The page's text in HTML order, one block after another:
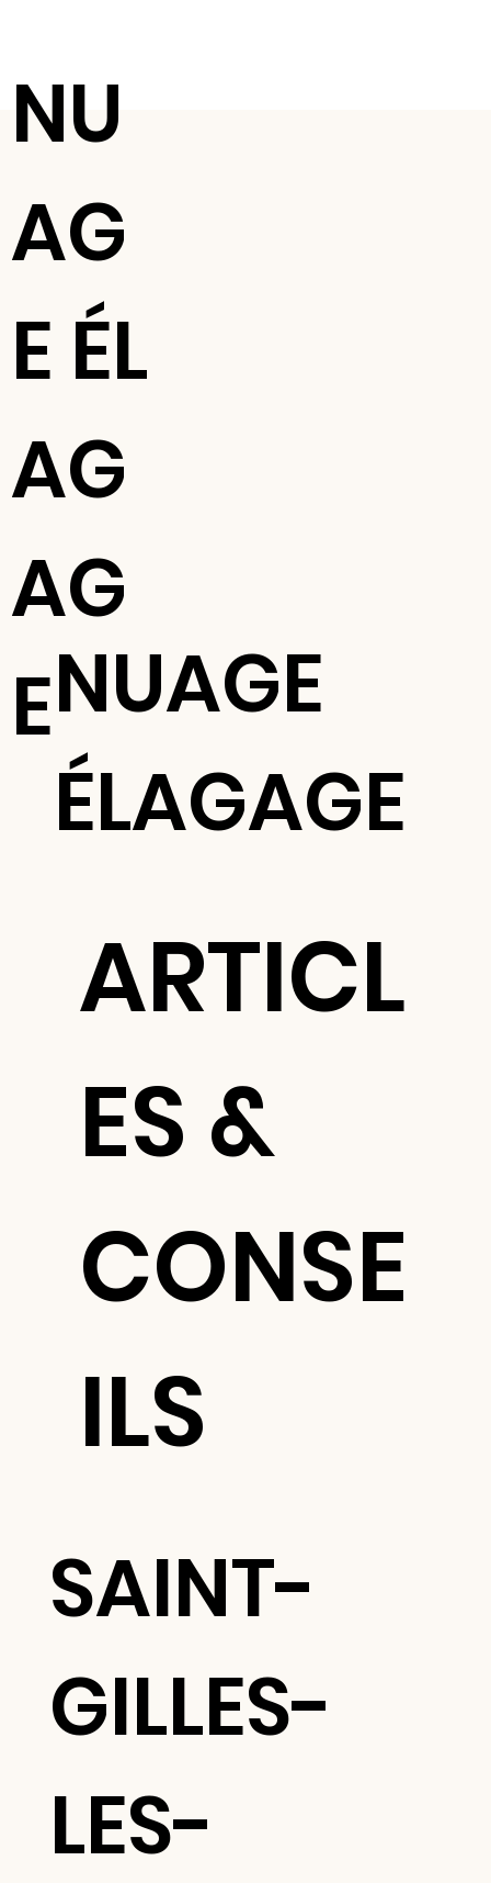
NU
AG
E ÉL
AG
AG
E
ARTICL
ES &
CONSE
ILS
SAINT-
GILLES-
LES-
NUAGE
ÉLAGAGE